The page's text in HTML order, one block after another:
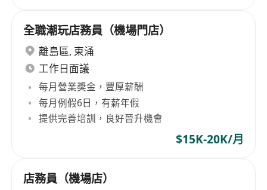
全職潮玩店務員（機場門店）
離島區, 東涌
工作日面議
每月營業獎金，豐厚薪酬
每月例假6日，有薪年假
提供完善培訓，良好晉升機會
$15K-20K/月
店務員（機場店）